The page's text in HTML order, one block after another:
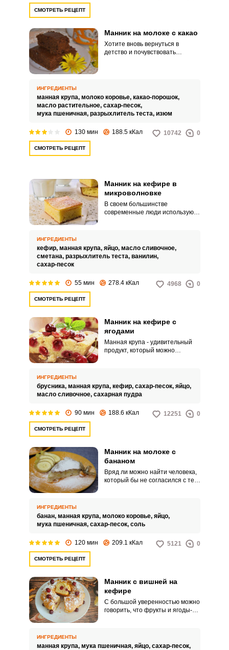
СМОТРЕТЬ РЕЦЕПТ
Манник на молоке с какао
Хотите вновь вернуться в
детство и почувствовать
ИНГРЕДИЕНТЫ
манная крупа, молоко коровье, какао-порошок,
масло растительное, сахар-песок,
мука пшеничная, разрыхлитель теста, изюм
130 мин 188.5 кКал 10742 0
СМОТРЕТЬ РЕЦЕПТ
Манник на кефире в
микроволновке
В своем большинстве
современные люди используют
недооценивать возможности
умной техники.
ИНГРЕДИЕНТЫ
кефир, манная крупа, яйцо, масло сливочное,
сметана, разрыхлитель теста, ванилин,
сахар-песок
55 мин 278.4 кКал 4968 0
СМОТРЕТЬ РЕЦЕПТ
Манник на кефире с
ягодами
Манная крупа - удивительный
продукт, который можно
Предлагаем вам попробовать
вкуснейший пирог из манки на
кефире, приготовленный по
ИНГРЕДИЕНТЫ
брусника, манная крупа, кефир, сахар-песок, яйцо,
масло сливочное, сахарная пудра
90 мин 188.6 кКал 12251 0
СМОТРЕТЬ РЕЦЕПТ
Манник на молоке с
бананом
Вряд ли можно найти человека,
который бы не согласился с тем,
то мороженое, мусс или
выпечка.
ИНГРЕДИЕНТЫ
банан, манная крупа, молоко коровье, яйцо,
мука пшеничная, сахар-песок, соль
120 мин 209.1 кКал 5121 0
СМОТРЕТЬ РЕЦЕПТ
Манник с вишней на
кефире
С большой уверенностью можно
говорить, что фрукты и ягоды-
ИНГРЕДИЕНТЫ
манная крупа, мука пшеничная, яйцо, сахар-песок,